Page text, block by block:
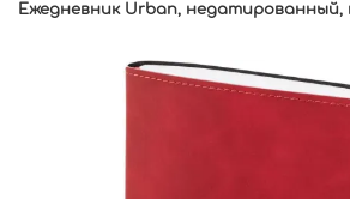
Ежедневник Urban, недатированный,